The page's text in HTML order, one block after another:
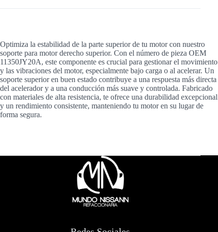
Optimiza la estabilidad de la parte superior de tu motor con nuestro
soporte para motor derecho superior. Con el número de pieza OEM
11350JY20A, este componente es crucial para gestionar el movimiento
y las vibraciones del motor, especialmente bajo carga o al acelerar. Un
soporte superior en buen estado contribuye a una respuesta más directa
del acelerador y a una conducción más suave y controlada. Fabricado
con materiales de alta resistencia, te ofrece una durabilidad excepcional
y un rendimiento consistente, manteniendo tu motor en su lugar de
forma segura.